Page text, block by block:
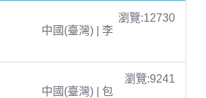
瀏覽:12730
中國(臺灣) | 李
瀏覽:9241
中國(臺灣) | 包